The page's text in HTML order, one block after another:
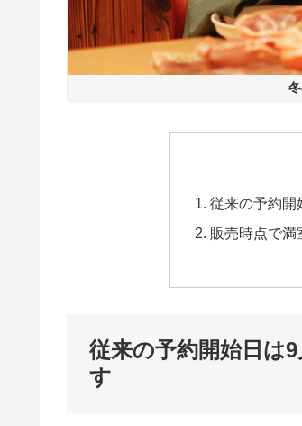
従来の予約開
販売時点で満
従来の予約開始日は
す